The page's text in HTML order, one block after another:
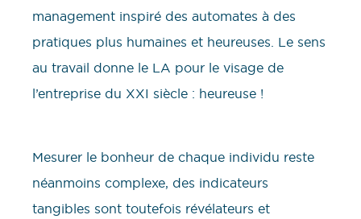
management inspiré des automates à des
pratiques plus humaines et heureuses. Le sens
au travail donne le LA pour le visage de
l’entreprise du XXI siècle : heureuse !
Mesurer le bonheur de chaque individu reste
néanmoins complexe, des indicateurs
tangibles sont toutefois révélateurs et